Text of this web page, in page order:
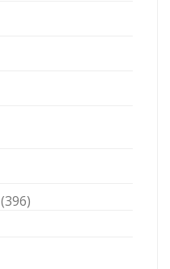
(396)